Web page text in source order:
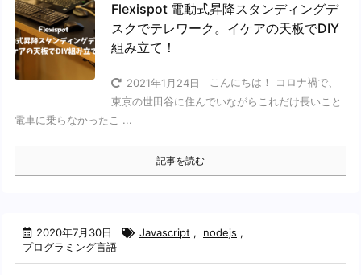
Flexispot 電動式昇降スタンディングデ
スクでテレワーク。イケアの天板でDIY
組み立て！
2021年1月24日
こんにちは！ コロナ禍で、
東京の世田谷に住んでいながらこれだけ長いこと
電車に乗らなかったこ ...
記事を読む
2020年7月30日 Javascript , nodejs ,
プログラミング言語